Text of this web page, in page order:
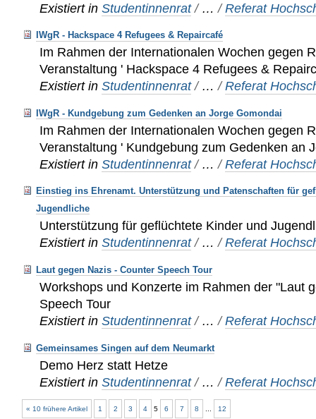
Existiert in Studentinnenrat / …/Referat
IWgR - Hackspace 4 Refugees & Repaircafé
Im Rahmen der Internationalen Wochen gegen
Veranstaltung ' Hackspace 4 Refugees &
Existiert in Studentinnenrat / …/Referat
IWgR - Kundgebung zum Gedenken an Jorge Gomondai
Im Rahmen der Internationalen Wochen gegen
Veranstaltung ' Kundgebung zum Gedenken an
Existiert in Studentinnenrat / …/Referat
Einstieg ins Ehrenamt. Unterstützung und Patenschaften für
Jugendliche
Unterstützung für geflüchtete Kinder und
Existiert in Studentinnenrat / …/Referat
Laut gegen Nazis - Counter Speech Tour
Workshops und Konzerte im Rahmen der "Laut
Speech Tour
Existiert in Studentinnenrat / …/Referat
Gemeinsames Singen auf dem Neumarkt
Demo Herz statt Hetze
Existiert in Studentinnenrat / …/Referat
« 10 frühere Artikel 1 2 3 4 5 6 7 8 12